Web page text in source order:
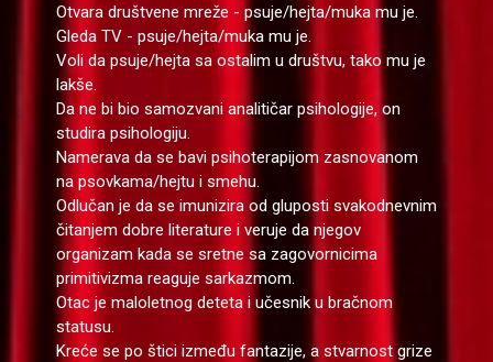
Otvara društvene mreže - psuje/hejta/muka mu je.
Gleda TV - psuje/hejta/muka mu je.
Voli da psuje/hejta sa ostalim u društvu, tako mu je
lakše.
Da ne bi bio samozvani analitičar psihologije, on
studira psihologiju.
Namerava da se bavi psihoterapijom zasnovanom
na psovkama/hejtu i smehu.
Odlučan je da se imunizira od gluposti svakodnevnim
čitanjem dobre literature i veruje da njegov
organizam kada se sretne sa zagovornicima
primitivizma reaguje sarkazmom.
Otac je maloletnog deteta i učesnik u bračnom
statusu.
Kreće se po štici između fantazije, a stvarnost grize